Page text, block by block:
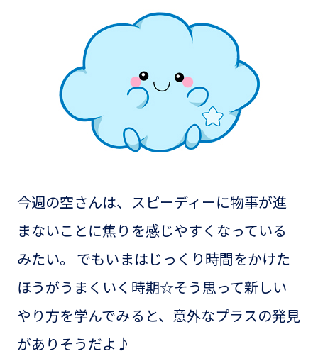
今週の空さんは、スピーディーに物事が進
まないことに焦りを感じやすくなっている
みたい。 でもいまはじっくり時間をかけた
ほうがうまくいく時期☆そう思って新しい
やり方を学んでみると、意外なプラスの発見
がありそうだよ♪